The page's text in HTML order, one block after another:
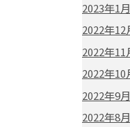
2023年1月
2022年12
2022年11
2022年10
2022年9月
2022年8月